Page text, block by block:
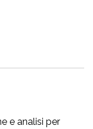
e analisi per